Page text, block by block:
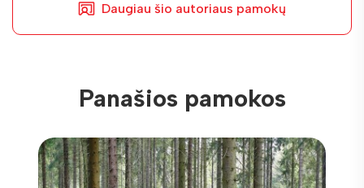
Daugiau šio autoriaus pamokų
Panašios pamokos